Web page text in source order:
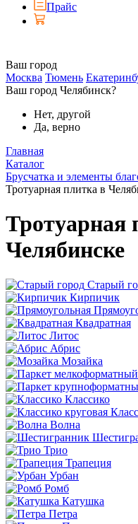
Прайс
Ваш город
Москва Тюмень
Ваш город Челябинск?
Нет, другой
Да, верно
Главная
Каталог
Брусчатка и элементы
Тротуарная плитка в
Тротуарная
Челябинске
Старый
Кирпичик
Квадратная
Литос
Абрис
Мозайка
Классико
Волна
Трио
Трапеция
Урбан
Ромб
Катушка
Петра